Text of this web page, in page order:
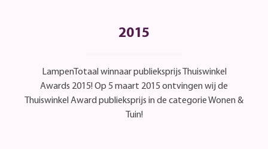
2015
LampenTotaal winnaar publieksprijs Thuiswinkel
Awards 2015! Op 5 maart 2015 ontvingen wij de
Thuiswinkel Award publieksprijs in de categorie Wonen &
Tuin!